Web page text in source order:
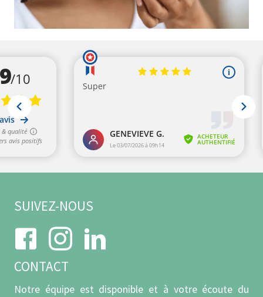
SUIVEZ-NOUS
CONTACT
Notre équipe est disponible et à votre écoute du